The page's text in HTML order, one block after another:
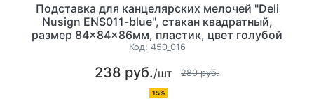
Подставка для канцелярских мелочей "Deli
Nusign ENS011-blue", стакан квадратный,
размер 84×84×86мм, пластик, цвет голубой
Код: 450_016
238 руб./шт 280 руб.
15%